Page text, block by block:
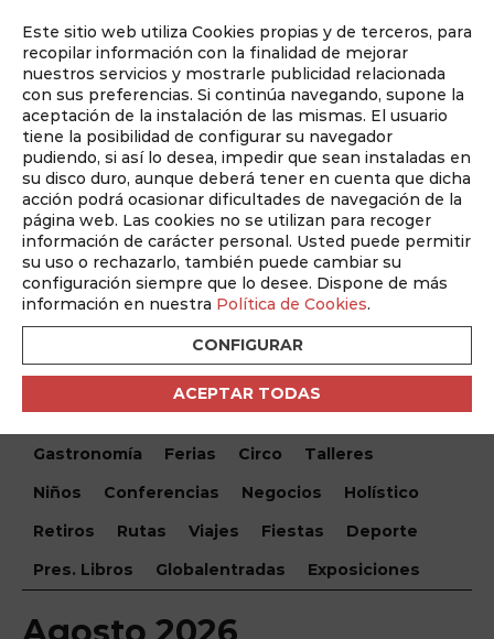
Este sitio web utiliza Cookies propias y de terceros, para
recopilar información con la finalidad de mejorar
nuestros servicios y mostrarle publicidad relacionada
con sus preferencias. Si continúa navegando, supone la
aceptación de la instalación de las mismas. El usuario
tiene la posibilidad de configurar su navegador
pudiendo, si así lo desea, impedir que sean instaladas en
su disco duro, aunque deberá tener en cuenta que dicha
acción podrá ocasionar dificultades de navegación de la
página web. Las cookies no se utilizan para recoger
información de carácter personal. Usted puede permitir
su uso o rechazarlo, también puede cambiar su
configuración siempre que lo desee. Dispone de más
información en nuestra Política de Cookies.
CONFIGURAR
ACEPTAR TODAS
Auditado por
¿Qué hacemos hoy?
Encuentra tu evento
Todos Monólogos Teatro
Festivales
Conciertos
Cine Danza
Musical
Gastronomía
Ferias Circo
Talleres
Niños
Conferencias Negocios
Holístico
Retiros
Rutas Viajes Fiestas
Deporte
Pres. Libros
Globalentradas Exposiciones